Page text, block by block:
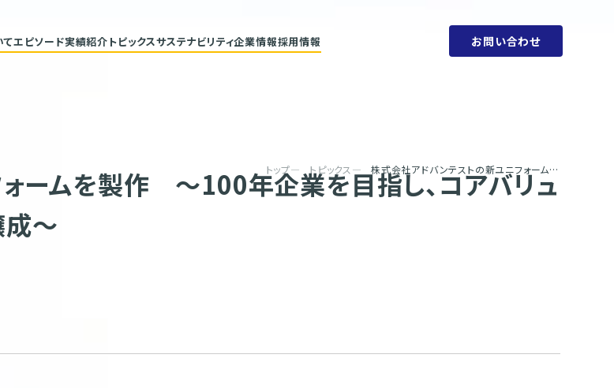
エピソード実績紹介 トピックスサステナビリティ企業情報採用情報 お問い合わせ
トップ トピックス 株式会社アドバンテストの新ユニフォームを製作 ～100年企業を目指し、コアバリューを表現したデザインで一体感を醸成～
ームを製作 ～100年企業を目指し、コアバリュ
～